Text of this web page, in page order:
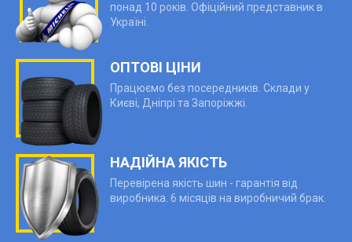
понад 10 років. Офіційний представник в
Україні.
ОПТОВІ ЦІНИ
Працюємо без посередників. Склади у
Києві, Дніпрі та Запоріжжі.
НАДІЙНА ЯКІСТЬ
Перевірена якість шин - гарантія від
виробника. 6 місяців на виробничий брак.